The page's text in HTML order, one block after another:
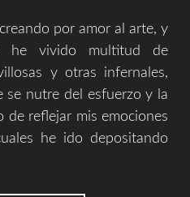
O…
PLASMAR
SENTIR."
por amor al arte, y
he vivido multitud de
y otras infernales,
se nutre del esfuerzo y la
de reflejar mis emociones
he ido depositando